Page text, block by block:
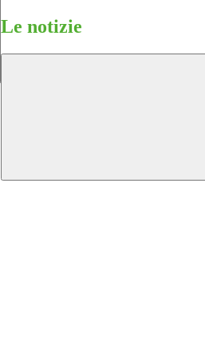
Le notizie